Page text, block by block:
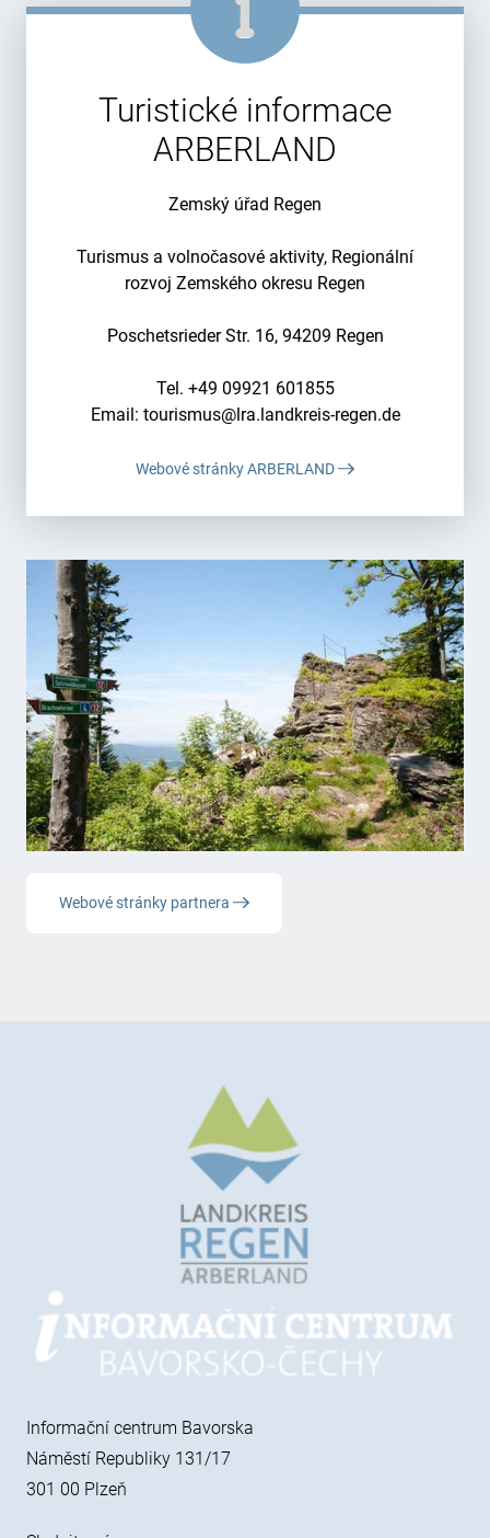
Turistické informace
ARBERLAND
Zemský úřad Regen
Turismus a volnočasové aktivity, Regionální
rozvoj Zemského okresu Regen
Poschetsrieder Str. 16, 94209 Regen
Tel. +49 09921 601855
Email: tourismus@lra.landkreis-regen.de
Webové stránky ARBERLAND
Webové stránky partnera
Informační centrum Bavorska
Náměstí Republiky 131/17
301 00 Plzeň